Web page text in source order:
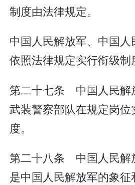
制度由法律规定。
中国人民解放军、中国
依照法律规定实行衔级制
第二十七条 中国人民解
武装警察部队在规定岗
度。
第二十八条 中国人民解
是中国人民解放军的象征